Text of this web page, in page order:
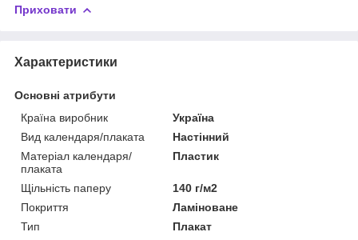
Приховати
Характеристики
Основні атрибути
Країна виробник
Україна
Вид календаря/плаката
Настінний
Матеріал календаря/
плаката
Пластик
Щільність паперу
140 г/м2
Покриття
Ламіноване
Тип
Плакат